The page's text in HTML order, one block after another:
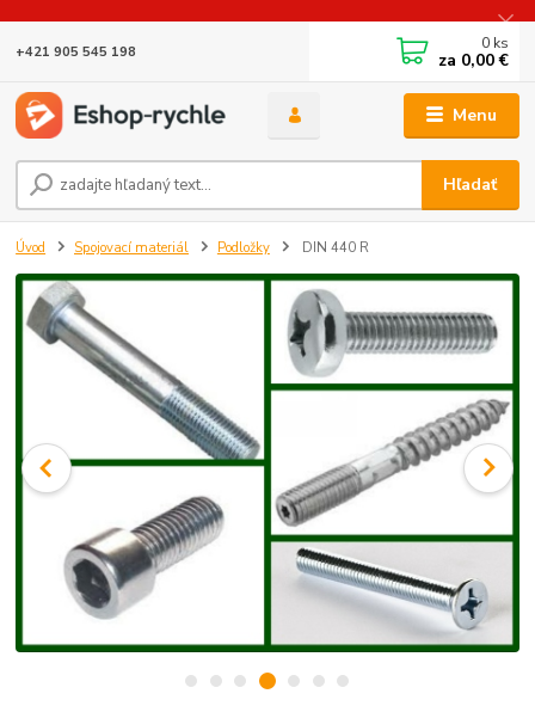
Menu
Hľadať
+421 905 545 198 0 ks
za 0,00 €
Úvod Spojovací materiál Podložky DIN 440 R